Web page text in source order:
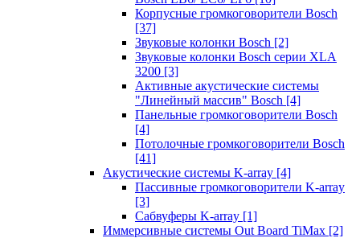
Корпусные громкоговорители Bosch
[37]
Звуковые колонки Bosch [2]
Звуковые колонки Bosch серии XLA
3200 [3]
Активные акустические системы
"Линейный массив" Bosch [4]
Панельные громкоговорители Bosch
[4]
Потолочные громкоговорители Bosch
[41]
Акустические системы K-array [4]
Пассивные громкоговорители K-array
[3]
Сабвуферы K-array [1]
Иммерсивные системы Out Board TiMax [2]